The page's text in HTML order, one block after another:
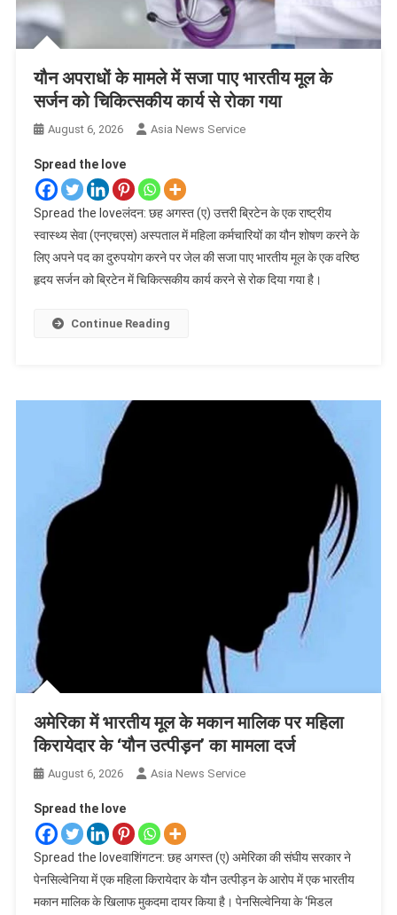
यौन अपराधों के मामले में सजा पाए भारतीय मूल के
सर्जन को चिकित्सकीय कार्य से रोका गया
August 6, 2026 Asia News Service
Spread the love
Spread the loveलंदन: छह अगस्त (ए) उत्तरी ब्रिटेन के एक राष्ट्रीय
स्वास्थ्य सेवा (एनएचएस) अस्पताल में महिला कर्मचारियों का यौन शोषण करने के
लिए अपने पद का दुरुपयोग करने पर जेल की सजा पाए भारतीय मूल के एक वरिष्ठ
हृदय सर्जन को ब्रिटेन में चिकित्सकीय कार्य करने से रोक दिया गया है।
Continue Reading
अमेरिका में भारतीय मूल के मकान मालिक पर महिला
किरायेदार के ‘यौन उत्पीड़न’ का मामला दर्ज
August 6, 2026 Asia News Service
Spread the love
Spread the loveवाशिंगटन: छह अगस्त (ए) अमेरिका की संघीय सरकार ने
पेनसिल्वेनिया में एक महिला किरायेदार के यौन उत्पीड़न के आरोप में एक भारतीय
मकान मालिक के खिलाफ मुकदमा दायर किया है। पेनसिल्वेनिया के ‘मिडल